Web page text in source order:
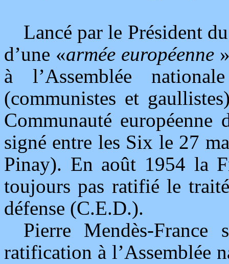
Lancé par le Président
d’une «armée européenne
à l’Assemblée
(communistes et
Communauté
signé entre les Six le 27
Pinay). En août 1954 la
toujours pas ratifié le
défense (C.E.D.).
Pierre Mendès-
ratification à l’Assemblée